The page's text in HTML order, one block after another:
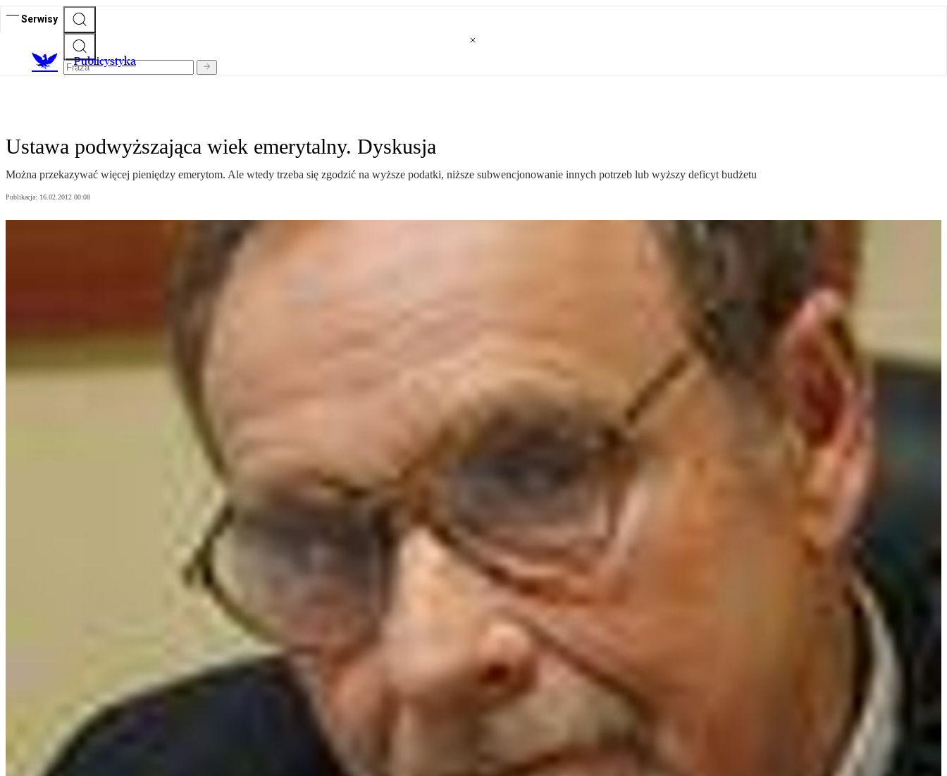
Serwisy
Publicystyka
Ustawa podwyższająca wiek emerytalny. Dyskusja
Można przekazywać więcej pieniędzy emerytom. Ale wtedy trzeba się zgodzić na wyższe podatki, niższe subwencjonowanie innych potrzeb lub wyższy deficyt budżetu
Publikacja: 16.02.2012 00:08